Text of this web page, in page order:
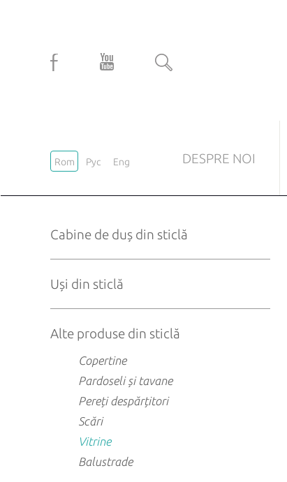
Rom Рус Eng DESPRE NOI
La comandă
Cabine de duș din sticlă
Uși din sticlă
Alte produse din sticlă
Copertine
Pardoseli și tavane
Pereți despărțitori
Scări
Vitrine
Balustrade